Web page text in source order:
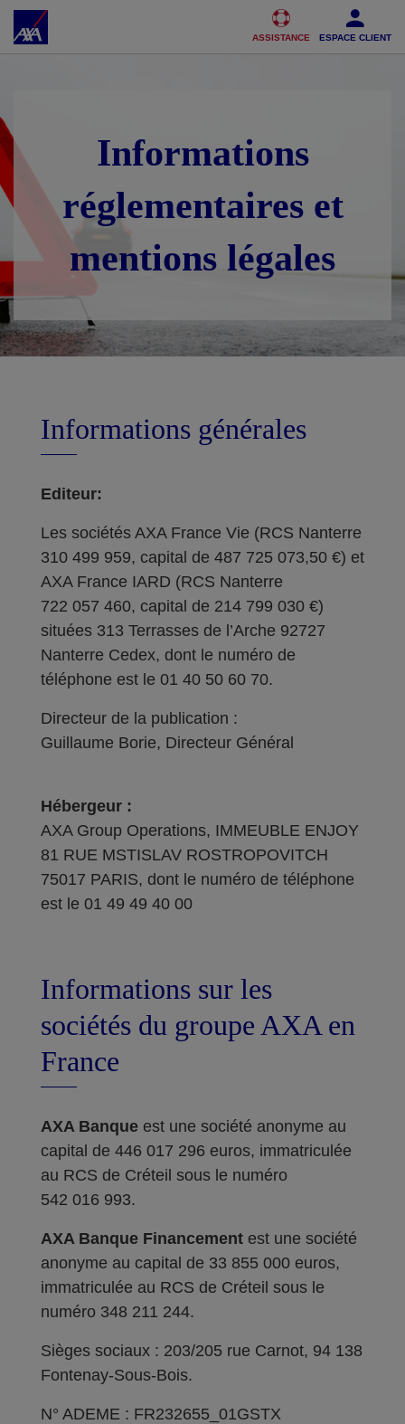
Accéder au Contenu Accéder au Pied de page
ASSISTANCE ESPACE CLIENT
Informations
réglementaires et
mentions légales
Informations générales
Editeur:
Les sociétés AXA France Vie (RCS Nanterre
310 499 959, capital de 487 725 073,50 €) et
AXA France IARD (RCS Nanterre
722 057 460, capital de 214 799 030 €)
situées 313 Terrasses de l’Arche 92727
Nanterre Cedex, dont le numéro de
téléphone est le 01 40 50 60 70.
Directeur de la publication :
Guillaume Borie, Directeur Général
Hébergeur :
AXA Group Operations, IMMEUBLE ENJOY
81 RUE MSTISLAV ROSTROPOVITCH
75017 PARIS, dont le numéro de téléphone
est le 01 49 49 40 00
Informations sur les
sociétés du groupe AXA en
France
AXA Banque est une société anonyme au
capital de 446 017 296 euros, immatriculée
au RCS de Créteil sous le numéro
542 016 993.
AXA Banque Financement est une société
anonyme au capital de 33 855 000 euros,
immatriculée au RCS de Créteil sous le
numéro 348 211 244.
Sièges sociaux : 203/205 rue Carnot, 94 138
Fontenay-Sous-Bois.
N° ADEME : FR232655_01GSTX